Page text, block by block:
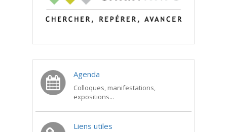
Agenda
Colloques, manifestations,
expositions...
Liens utiles